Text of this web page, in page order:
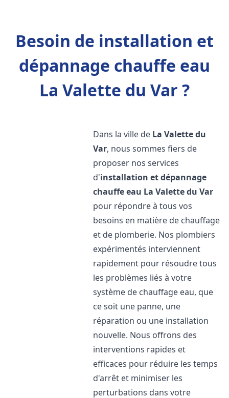
Besoin de installation et
dépannage chauffe eau
La Valette du Var ?
Dans la ville de La Valette du
Var, nous sommes fiers de
proposer nos services
d'installation et dépannage
chauffe eau La Valette du Var
pour répondre à tous vos
besoins en matière de chauffage
et de plomberie. Nos plombiers
expérimentés interviennent
rapidement pour résoudre tous
les problèmes liés à votre
système de chauffage eau, que
ce soit une panne, une
réparation ou une installation
nouvelle. Nous offrons des
interventions rapides et
efficaces pour réduire les temps
d'arrêt et minimiser les
perturbations dans votre